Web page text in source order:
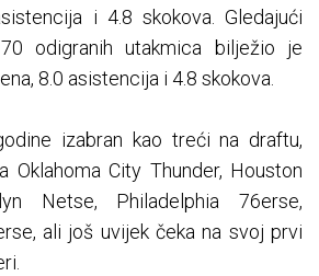
i 4.8 skokova. Gledajući
odigranih utakmica bilježio je
8.0 asistencija i 4.8 skokova.
izabran kao treći na draftu,
Oklahoma City Thunder, Houston
Netse, Philadelphia 76erse,
ali još uvijek čeka na svoj prvi